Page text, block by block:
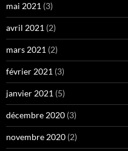
mai 2021 (3)
avril 2021 (2)
mars 2021 (2)
février 2021 (3)
janvier 2021 (5)
décembre 2020 (3)
novembre 2020 (2)